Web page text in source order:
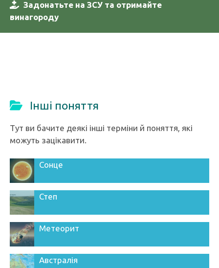
Задонатьте на ЗСУ та отримайте
винагороду
Інші поняття
Тут ви бачите деякі інші терміни й поняття, які
можуть зацікавити.
Сонце
Степ
Метеорит
Австралія